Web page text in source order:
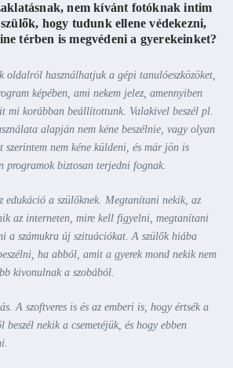
nem kívánt fotóknak intim
hogy tudunk ellene védekezni,
térben is megvédeni a gyerekeinket?
oldalról használhatjuk a gépi tanulóeszközöket,
képében, ami nekem jelez, amennyiben
mi korábban beállítottunk. Valakivel beszél pl.
alapján nem kéne beszélnie, vagy olyan
szerintem nem kéne küldeni, és már jön is
programok biztosan terjedni fognak.
edukáció a szülőknek. Megtanítani nekik, az
az interneten, mire kell figyelni, megtanítani
a számukra új szituációkat. A szülők hiába
ha abból, amit a gyerek mond nekik nem
kivonulnak a szobából.
A szoftveres is és az emberi is, hogy értsék a
nekik a csemetéjük, és hogy ebben